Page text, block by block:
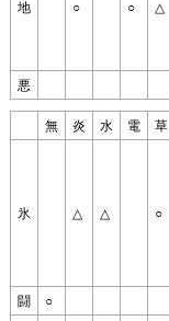
地 ○ ○ △
悪
無 炎 水 電 草
氷 △ △ ○
闘 ○